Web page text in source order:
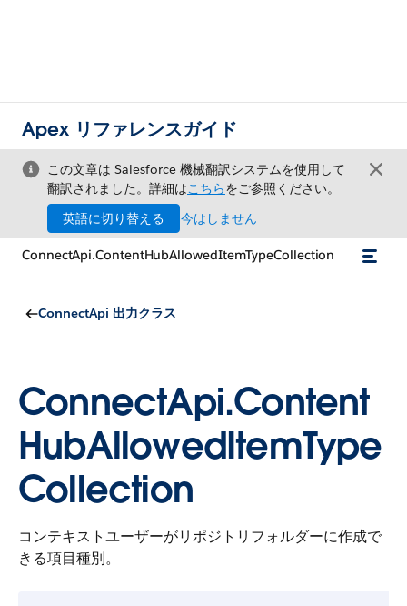
Apex リファレンスガイド
この文章は Salesforce 機械翻訳システムを使用して
翻訳されました。詳細はこちらをご参照ください。
英語に切り替える
今はしません
ConnectApi.ContentHubAllowedItemTypeCollection
ConnectApi 出力クラス
ConnectApi.Content
HubAllowedItemType
Collection
コンテキストユーザーがリポジトリフォルダーに作成で
きる項目種別。